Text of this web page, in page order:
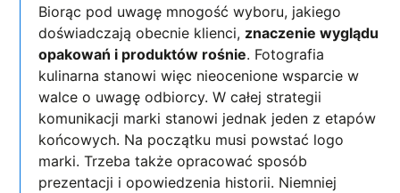
Biorąc pod uwagę mnogość wyboru, jakiego
doświadczają obecnie klienci, znaczenie wyglądu
opakowań i produktów rośnie. Fotografia
kulinarna stanowi więc nieocenione wsparcie w
walce o uwagę odbiorcy. W całej strategii
komunikacji marki stanowi jednak jeden z etapów
końcowych. Na początku musi powstać logo
marki. Trzeba także opracować sposób
prezentacji i opowiedzenia historii. Niemniej